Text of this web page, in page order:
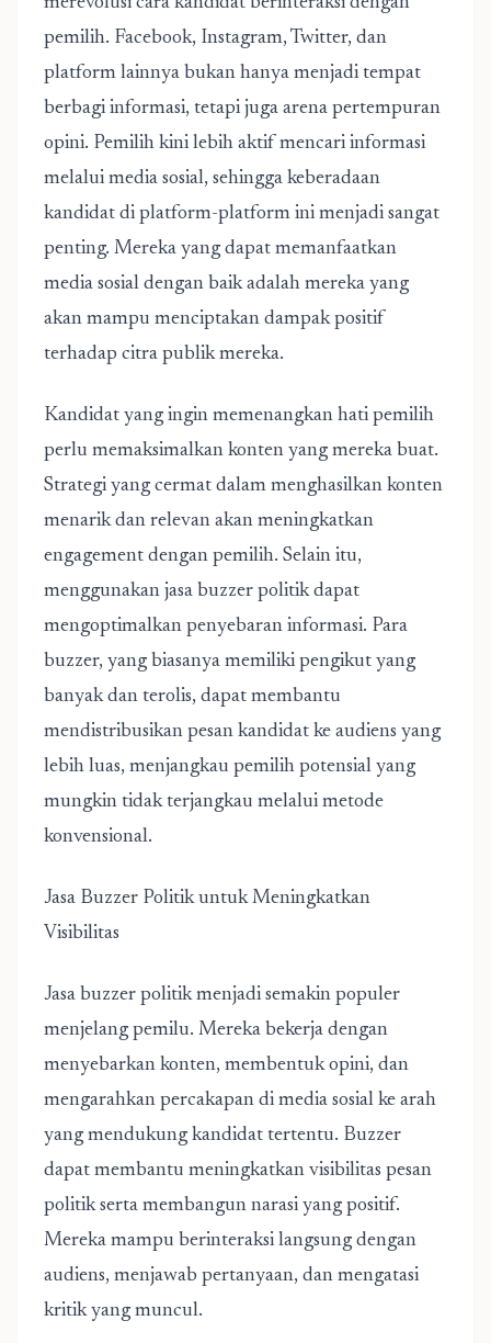
pemilih. Facebook, Instagram, Twitter, dan
platform lainnya bukan hanya menjadi tempat
berbagi informasi, tetapi juga arena pertempuran
opini. Pemilih kini lebih aktif mencari informasi
melalui media sosial, sehingga keberadaan
kandidat di platform-platform ini menjadi sangat
penting. Mereka yang dapat memanfaatkan
media sosial dengan baik adalah mereka yang
akan mampu menciptakan dampak positif
terhadap citra publik mereka.
Kandidat yang ingin memenangkan hati pemilih
perlu memaksimalkan konten yang mereka buat.
Strategi yang cermat dalam menghasilkan konten
menarik dan relevan akan meningkatkan
engagement dengan pemilih. Selain itu,
menggunakan jasa buzzer politik dapat
mengoptimalkan penyebaran informasi. Para
buzzer, yang biasanya memiliki pengikut yang
banyak dan terolis, dapat membantu
mendistribusikan pesan kandidat ke audiens yang
lebih luas, menjangkau pemilih potensial yang
mungkin tidak terjangkau melalui metode
konvensional.
Jasa Buzzer Politik untuk Meningkatkan
Visibilitas
Jasa buzzer politikmenjadi semakin populer
menjelang pemilu. Mereka bekerja dengan
menyebarkan konten, membentuk opini, dan
mengarahkan percakapan di media sosial ke arah
yang mendukung kandidat tertentu. Buzzer
dapat membantu meningkatkan visibilitas pesan
politik serta membangun narasi yang positif.
Mereka mampu berinteraksi langsung dengan
audiens, menjawab pertanyaan, dan mengatasi
kritik yang muncul.